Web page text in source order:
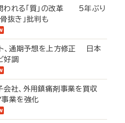
われる「質」の改革 5年ぶり
抜き」批判も
ト、通期予想を上方修正 日本
好調
会社、外用鎮痛剤事業を買収
事業を強化